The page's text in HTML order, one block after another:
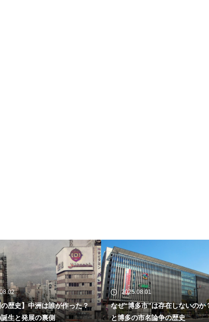
2025.08.01
なぜ“博多市”は存在しないのか？福岡
と博多の市名論争の歴史
2025.07.31
博多駅の歴史｜観光前
の玄関口の物語
【東中洲の歴史】中洲は誰が作
った？歓楽街の誕生と発展の裏
側